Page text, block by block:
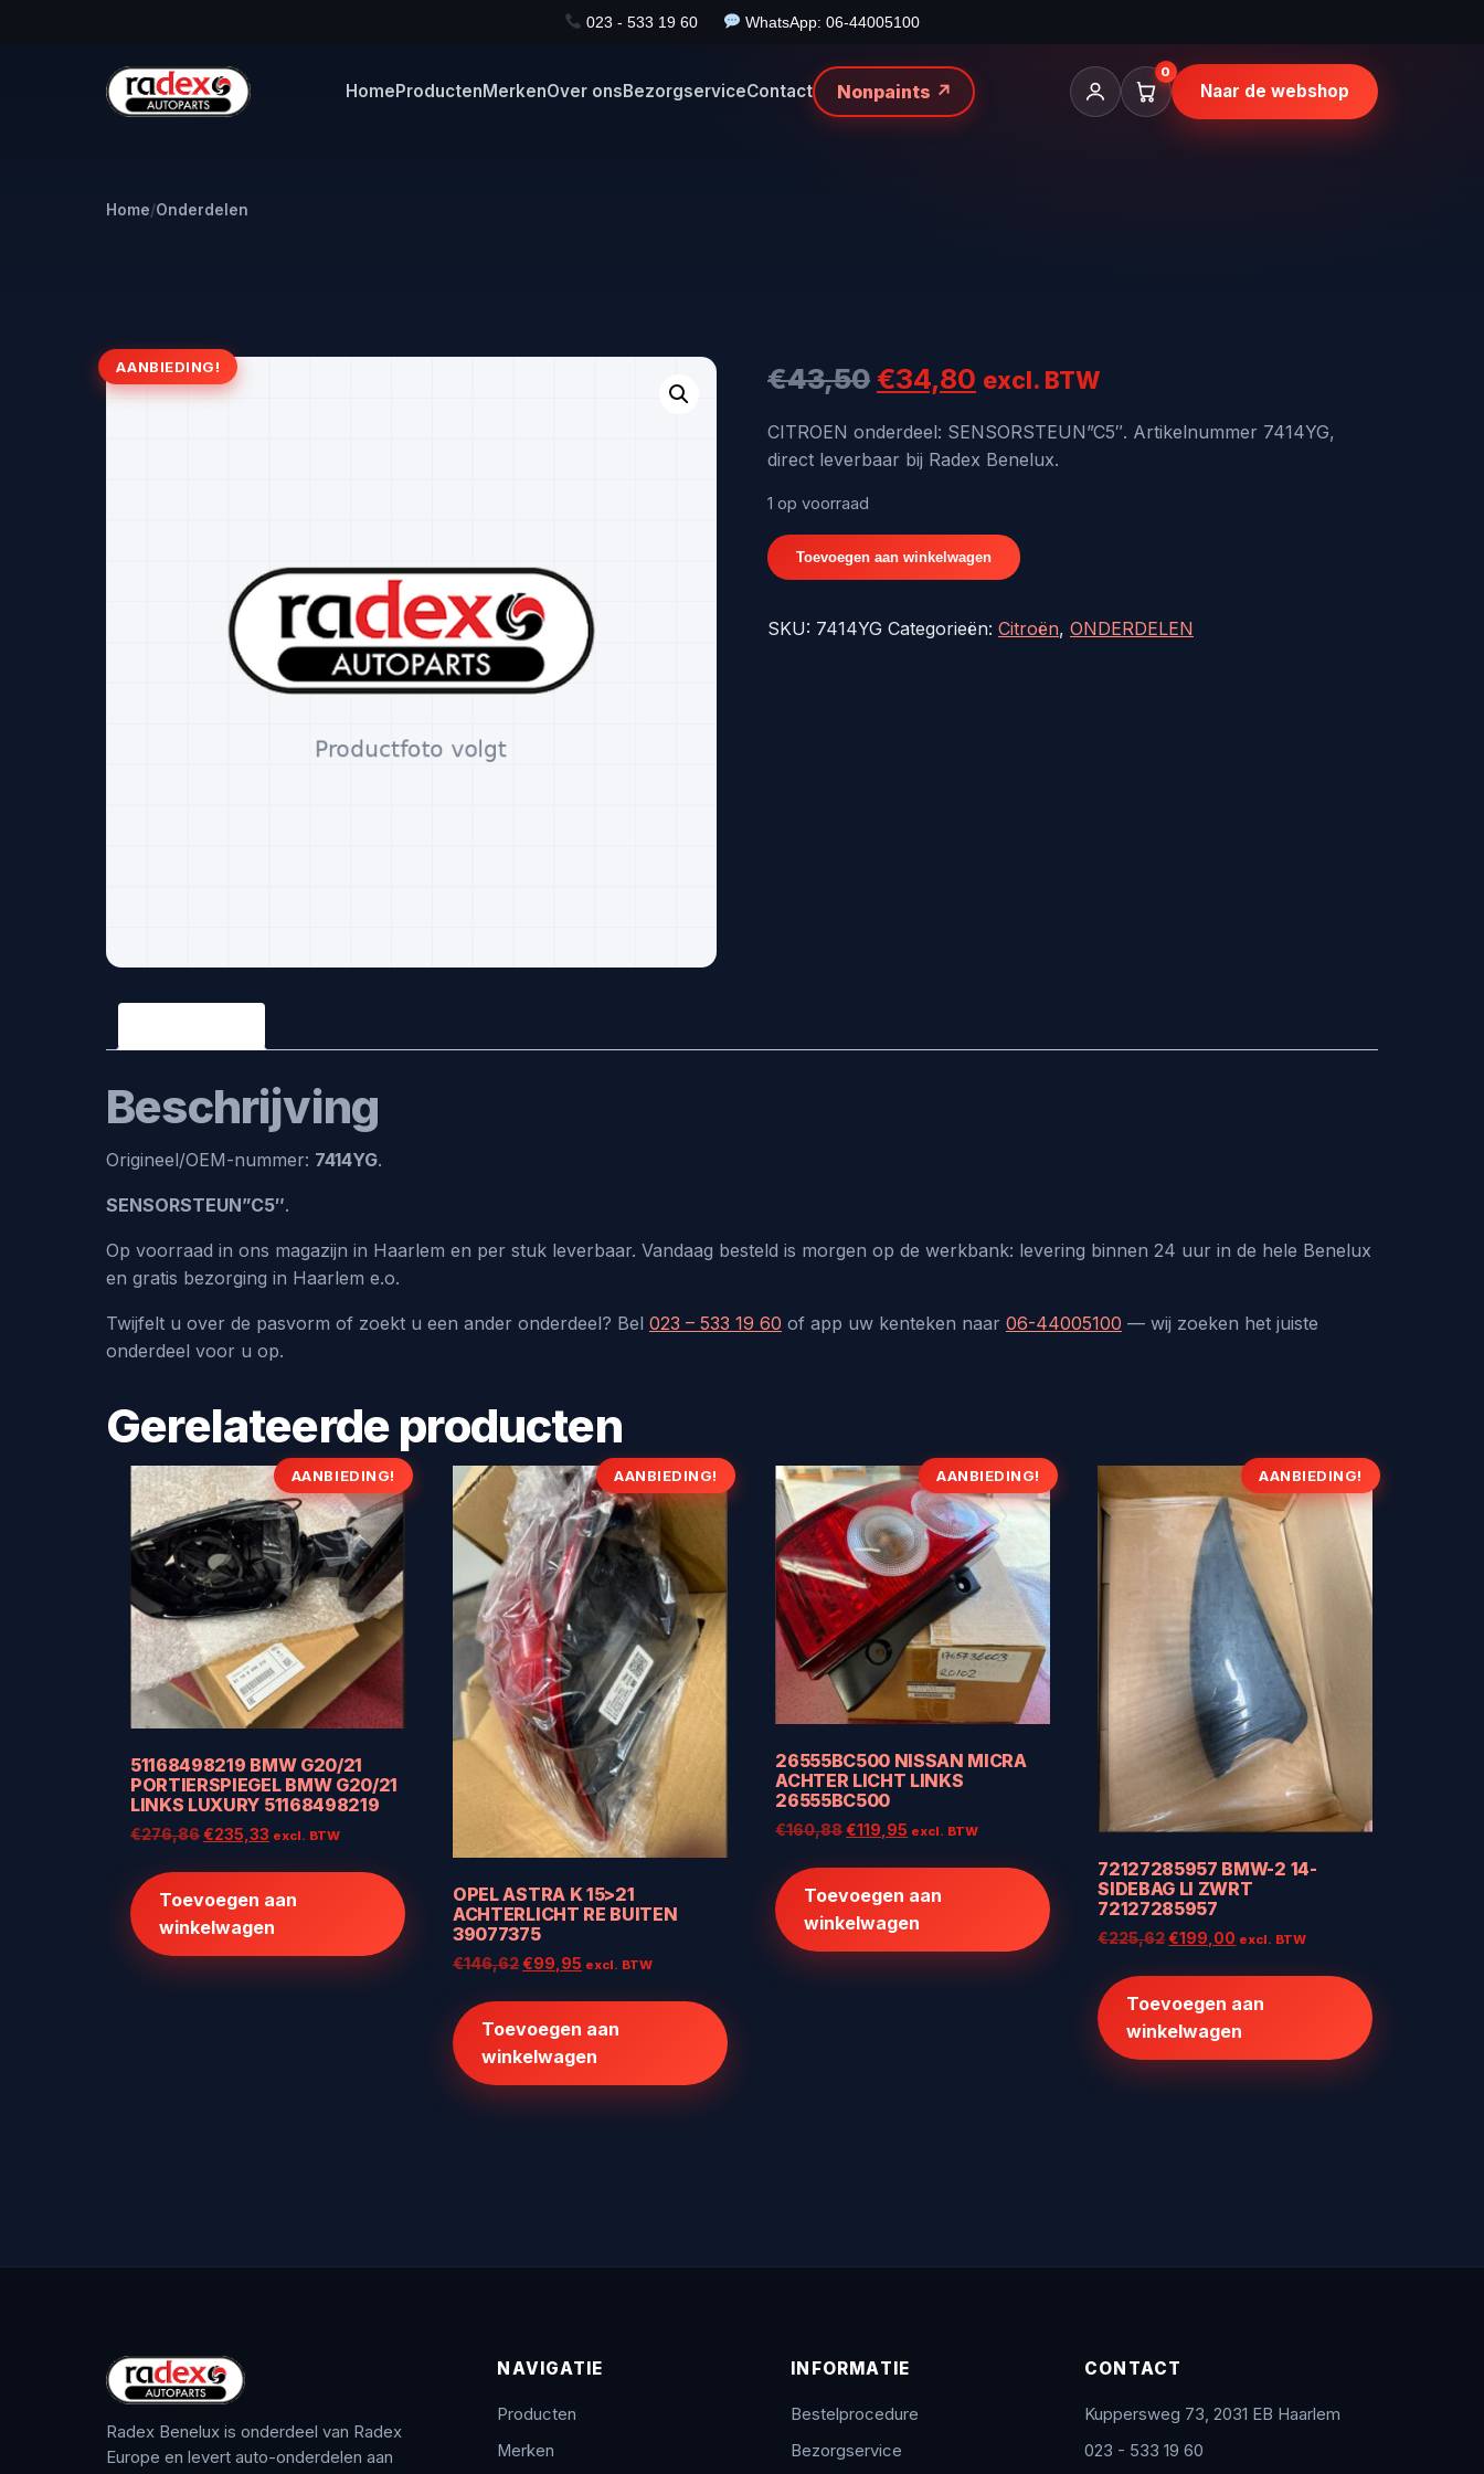
023 - 533 19 60 WhatsApp: 06-44005100
HomeProductenMerkenOver onsBezorgserviceContact Nonpaints ↗
0
Naar de webshop
Home/Onderdelen
AANBIEDING! €43,50Oorspronkelijke
prijs
was:
€34,80 Huidige
prijs
is:
excl. BTW
CITROEN onderdeel: SENSORSTEUN”C5″. Artikelnummer 7414YG,
direct leverbaar bij Radex Benelux.
1 op voorraad
SENSORSTEUN"C5"
-
nr.
Toevoegen aan winkelwagen
SKU: 7414YG Categorieën:Citroën,ONDERDELEN
Beschrijving
Origineel/OEM-nummer: 7414YG.
SENSORSTEUN”C5″.
Op voorraad in ons magazijn in Haarlem en per stuk leverbaar. Vandaag besteld is morgen op de werkbank: levering binnen 24 uur in de hele Benelux
en gratis bezorging in Haarlem e.o.
Twijfelt u over de pasvorm of zoekt u een ander onderdeel? Bel 023 – 533 19 60 of app uw kenteken naar 06-44005100 — wij zoeken het juiste
onderdeel voor u op.
Gerelateerde producten
AANBIEDING!
51168498219 BMW G20/21
PORTIERSPIEGEL BMW G20/21
LINKS LUXURY 51168498219
€276,86Oorspronkelijke
€276,86.
€235,33 Huidige
€235,33.
excl. BTW
Toevoegen aan
winkelwagen
AANBIEDING!
OPEL ASTRA K 15>21
ACHTERLICHT RE BUITEN
39077375
€146,62Oorspronkelijke
€146,62.
€99,95 Huidige
€99,95.
excl. BTW
Toevoegen aan
winkelwagen
AANBIEDING!
26555BC500 NISSAN MICRA
ACHTER LICHT LINKS
26555BC500
€160,88Oorspronkelijke
€160,88.
€119,95 Huidige
€119,95.
excl. BTW
Toevoegen aan
winkelwagen
AANBIEDING!
72127285957 BMW-2 14-
SIDEBAG LI ZWRT
72127285957
€225,62Oorspronkelijke
€225,62.
€199,00 Huidige
€199,00.
excl. BTW
Toevoegen aan
winkelwagen
Radex Benelux is onderdeel van Radex
Europe en levert auto-onderdelen aan
NAVIGATIE
Producten
Merken
INFORMATIE
Bestelprocedure
Bezorgservice
CONTACT
Kuppersweg 73, 2031 EB Haarlem
023 - 533 19 60